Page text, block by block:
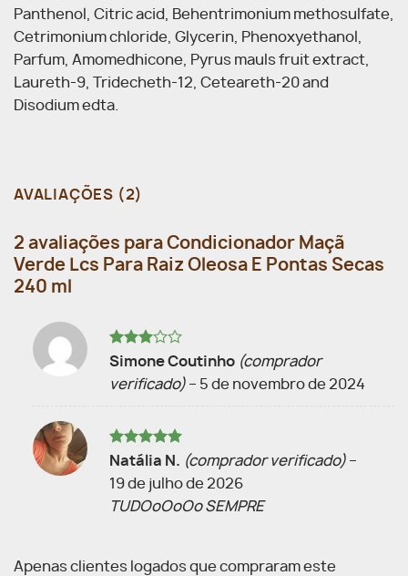
Panthenol, Citric acid, Behentrimonium methosulfate,
Cetrimonium chloride, Glycerin, Phenoxyethanol,
Parfum, Amomedhicone, Pyrus mauls fruit extract,
Laureth-9, Tridecheth-12, Ceteareth-20 and
Disodium edta.
AVALIAÇÕES (2)
2 avaliações para Condicionador Maçã
Verde Lcs Para Raiz Oleosa E Pontas Secas
240 ml
Avaliação
Simone Coutinho (comprador
verificado) – 5 de novembro de 2024
Avaliação5
Natália N. (comprador verificado) –
19 de julho de 2026
TUDOoOoOo SEMPRE
Apenas clientes logados que compraram este